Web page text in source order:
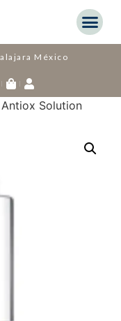
México
Solution